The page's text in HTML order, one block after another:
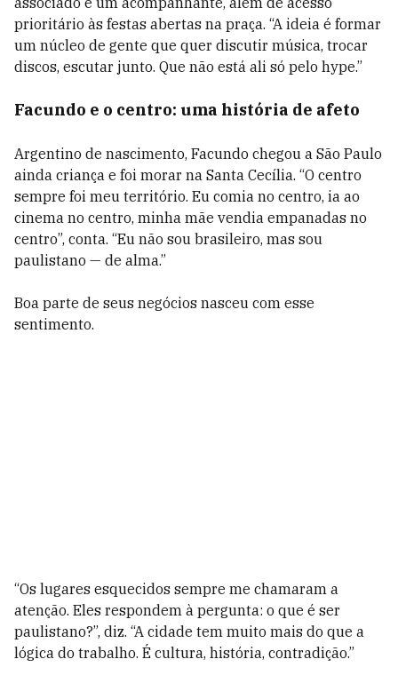
prioritário às festas abertas na praça. “A ideia é formar
um núcleo de gente que quer discutir música, trocar
discos, escutar junto. Que não está ali só pelo hype.”
Facundo e o centro: uma história de afeto
Argentino de nascimento, Facundo chegou a São Paulo
ainda criança e foi morar na Santa Cecília. “O centro
sempre foi meu território. Eu comia no centro, ia ao
cinema no centro, minha mãe vendia empanadas no
centro”, conta. “Eu não sou brasileiro, mas sou
paulistano — de alma.”
Boa parte de seus negócios nasceu com esse
sentimento.
“Os lugares esquecidos sempre me chamaram a
atenção. Eles respondem à pergunta: o que é ser
paulistano?”, diz. “A cidade tem muito mais do que a
lógica do trabalho. É cultura, história, contradição.”